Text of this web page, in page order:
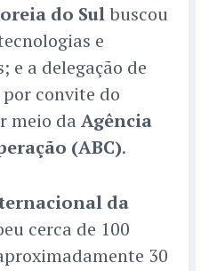
do Sulbuscou
e
e a delegação de
convite do
meio da Agência
(ABC).
da
cerca de 100
30